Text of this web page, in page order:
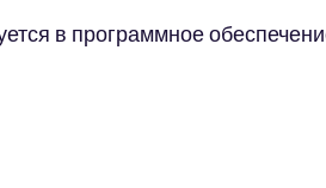
в программное